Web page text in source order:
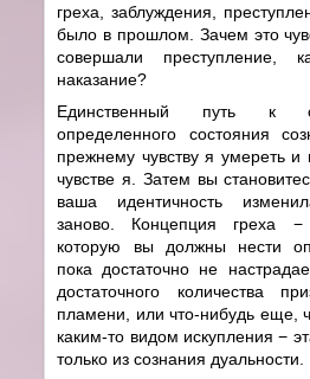
греха, заблуждения,
было в прошлом. Зачем это
совершали преступление,
наказание?
Единственный путь к
определенного состояния
прежнему чувству я умереть и
чувстве я. Затем вы
ваша идентичность
заново. Концепция греха −
которую вы должны нести
пока достаточно не
достаточного количества
пламени, или что-нибудь еще,
каким-то видом искупления −
только из сознания дуальности.